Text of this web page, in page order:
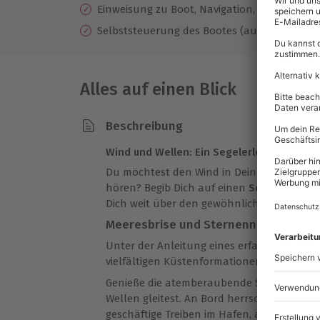
Einweisung zu Boot, Navigation,
Selbststeuerung des Bootes (auf Wunsch)
Alles auf einen Blick
Beschreibung
Wind und Wellen: Ein Segelerlebnis in
Du möchtest den Wind in Deinem
hören? Begib Dich auf einen Segeltörn mit
Dich weit über den gewöhnlichen Alltag
Meeresbrise und Sternennächte
Unter der Anleitung eines erfahrenen
vielfältigen Küstenformationen des
Genieße die atemberaubende Stille, wenn
Wellen gleitest. An Bord herrscht eine
geschäftige Treiben im Hafen, an der